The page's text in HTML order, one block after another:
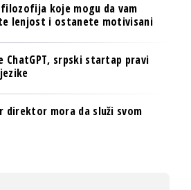
koje mogu da vam
lenjost i ostanete motivisani
ChatGPT, srpski startap pravi
direktor mora da služi svom